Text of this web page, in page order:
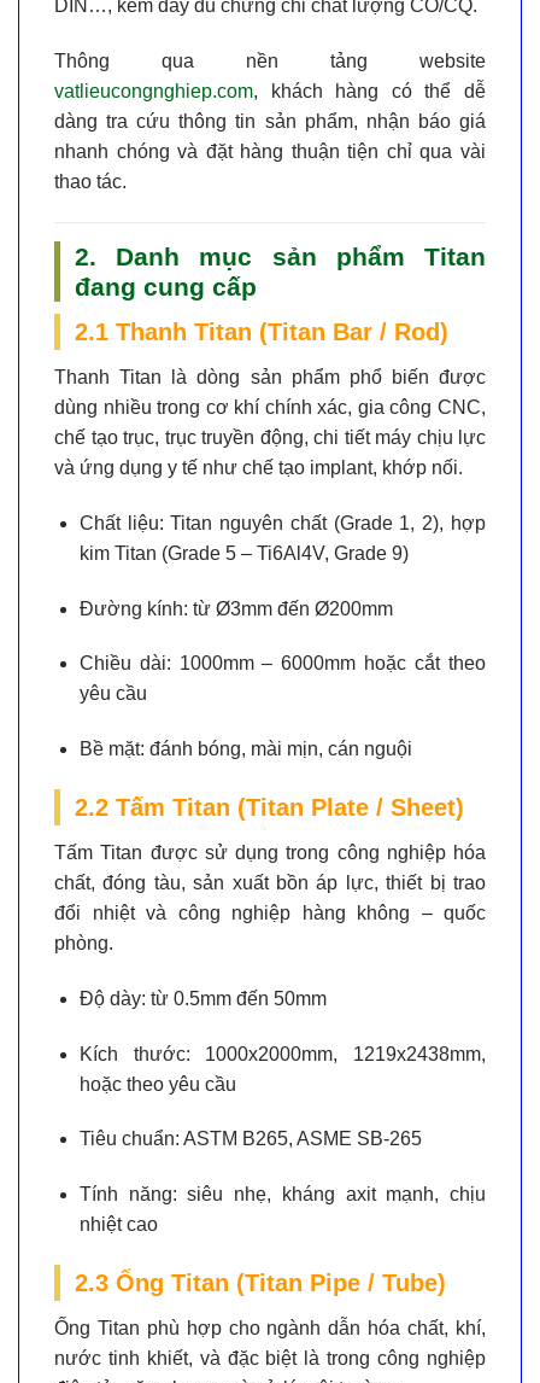
DIN…, kèm đầy đủ chứng chỉ chất lượng CO/CQ.
Thông qua nền tảng website
vatlieucongnghiep.com, khách hàng có thể dễ
dàng tra cứu thông tin sản phẩm, nhận báo giá
nhanh chóng và đặt hàng thuận tiện chỉ qua vài
thao tác.
2. Danh mục sản phẩm Titan
đang cung cấp
2.1 Thanh Titan (Titan Bar / Rod)
Thanh Titan là dòng sản phẩm phổ biến được
dùng nhiều trong cơ khí chính xác, gia công CNC,
chế tạo trục, trục truyền động, chi tiết máy chịu lực
và ứng dụng y tế như chế tạo implant, khớp nối.
Chất liệu: Titan nguyên chất (Grade 1, 2), hợp
kim Titan (Grade 5 – Ti6Al4V, Grade 9)
Đường kính: từ Ø3mm đến Ø200mm
Chiều dài: 1000mm – 6000mm hoặc cắt theo
yêu cầu
Bề mặt: đánh bóng, mài mịn, cán nguội
2.2 Tấm Titan (Titan Plate / Sheet)
Tấm Titan được sử dụng trong công nghiệp hóa
chất, đóng tàu, sản xuất bồn áp lực, thiết bị trao
đổi nhiệt và công nghiệp hàng không – quốc
phòng.
Độ dày: từ 0.5mm đến 50mm
Kích thước: 1000x2000mm, 1219x2438mm,
hoặc theo yêu cầu
Tiêu chuẩn: ASTM B265, ASME SB-265
Tính năng: siêu nhẹ, kháng axit mạnh, chịu
nhiệt cao
2.3 Ống Titan (Titan Pipe / Tube)
Ống Titan phù hợp cho ngành dẫn hóa chất, khí,
nước tinh khiết, và đặc biệt là trong công nghiệp